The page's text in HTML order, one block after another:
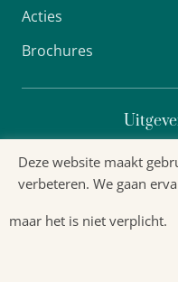
Acties
Brochures
Deze website maakt
verbeteren. We gaan
maar het is niet verplicht.